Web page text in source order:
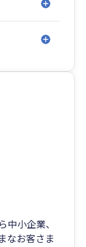
ます。きっ
消、ご要望
中小企業、
なお客さま